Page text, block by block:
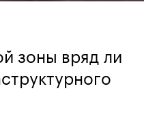
зоны вряд ли